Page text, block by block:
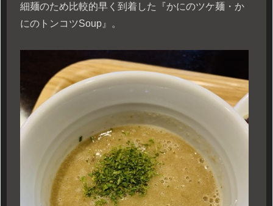
細麺のため比較的早く到着した『かにのツケ麺・か
にのトンコツSoup』。